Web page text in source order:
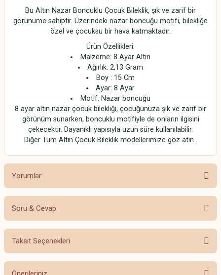
Bu Altın Nazar Boncuklu Çocuk Bileklik, şık ve zarif bir
görünüme sahiptir. Üzerindeki nazar boncuğu motifi, bilekliğe
özel ve çocuksu bir hava katmaktadır.
Ürün Özellikleri:
Malzeme: 8 Ayar Altın
Ağırlık: 2,13 Gram
Boy : 15 Cm
Ayar: 8 Ayar
Motif: Nazar boncuğu
8 ayar altın nazar çocuk bilekliği, çocuğunuza şık ve zarif bir
görünüm sunarken, boncuklu motifiyle de onların ilgisini
çekecektir. Dayanıklı yapısıyla uzun süre kullanılabilir.
Diğer Tüm Altın Çocuk Bileklik modellerimize göz atın .
Yorumlar
Bu ürüne ilk yorumu siz yapın!
Soru & Cevap
Ürün hakkında henüz soru sorulmamış.
Taksit Seçenekleri